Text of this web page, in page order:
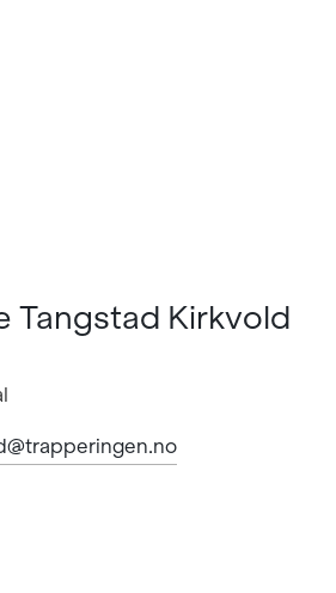
Tangstad Kirkvold